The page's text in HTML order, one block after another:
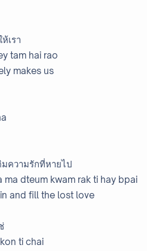
เรา
tam hai rao
makes us
มความรักที่หายไป
ma dteum kwam rak ti hay bpai
and fill the lost love
ti chai